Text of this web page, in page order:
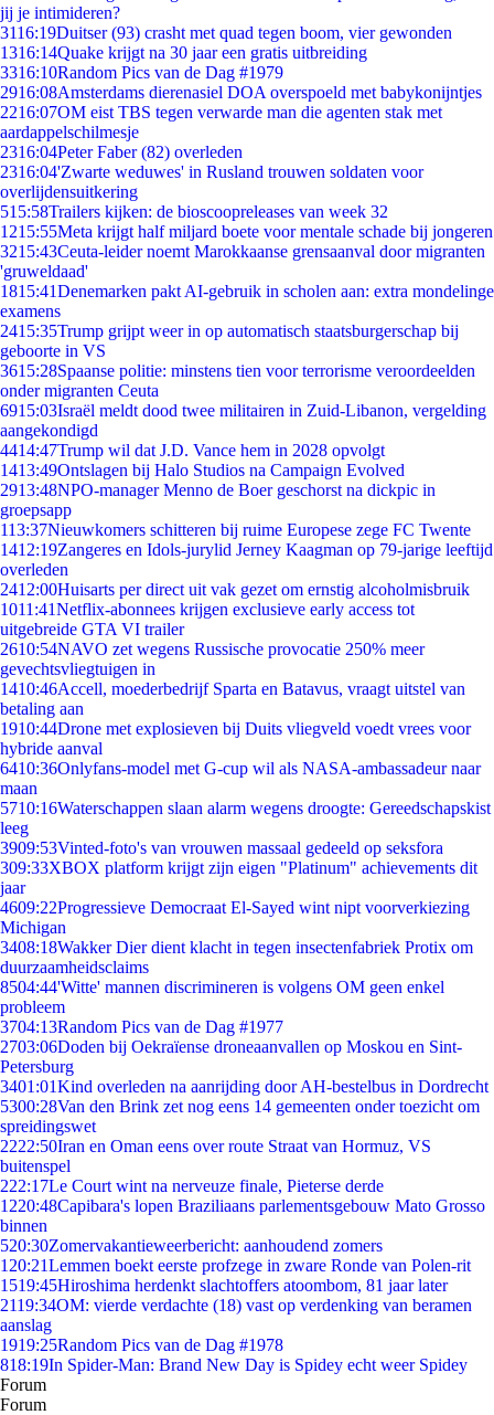
jij je intimideren?
3116:19Duitser (93) crasht met quad tegen boom, vier gewonden
1316:14Quake krijgt na 30 jaar een gratis uitbreiding
3316:10Random Pics van de Dag #1979
2916:08Amsterdams dierenasiel DOA overspoeld met babykonijntjes
2216:07OM eist TBS tegen verwarde man die agenten stak met
aardappelschilmesje
2316:04Peter Faber (82) overleden
2316:04'Zwarte weduwes' in Rusland trouwen soldaten voor
overlijdensuitkering
515:58Trailers kijken: de bioscoopreleases van week 32
1215:55Meta krijgt half miljard boete voor mentale schade bij jongeren
3215:43Ceuta-leider noemt Marokkaanse grensaanval door migranten
'gruweldaad'
1815:41Denemarken pakt AI-gebruik in scholen aan: extra mondelinge
examens
2415:35Trump grijpt weer in op automatisch staatsburgerschap bij
geboorte in VS
3615:28Spaanse politie: minstens tien voor terrorisme veroordeelden
onder migranten Ceuta
6915:03Israël meldt dood twee militairen in Zuid-Libanon, vergelding
aangekondigd
4414:47Trump wil dat J.D. Vance hem in 2028 opvolgt
1413:49Ontslagen bij Halo Studios na Campaign Evolved
2913:48NPO-manager Menno de Boer geschorst na dickpic in
groepsapp
113:37Nieuwkomers schitteren bij ruime Europese zege FC Twente
1412:19Zangeres en Idols-jurylid Jerney Kaagman op 79-jarige leeftijd
overleden
2412:00Huisarts per direct uit vak gezet om ernstig alcoholmisbruik
1011:41Netflix-abonnees krijgen exclusieve early access tot
uitgebreide GTA VI trailer
2610:54NAVO zet wegens Russische provocatie 250% meer
gevechtsvliegtuigen in
1410:46Accell, moederbedrijf Sparta en Batavus, vraagt uitstel van
betaling aan
1910:44Drone met explosieven bij Duits vliegveld voedt vrees voor
hybride aanval
6410:36Onlyfans-model met G-cup wil als NASA-ambassadeur naar
maan
5710:16Waterschappen slaan alarm wegens droogte: Gereedschapskist
leeg
3909:53Vinted-foto's van vrouwen massaal gedeeld op seksfora
309:33XBOX platform krijgt zijn eigen "Platinum" achievements dit
jaar
4609:22Progressieve Democraat El-Sayed wint nipt voorverkiezing
Michigan
3408:18Wakker Dier dient klacht in tegen insectenfabriek Protix om
duurzaamheidsclaims
8504:44'Witte' mannen discrimineren is volgens OM geen enkel
probleem
3704:13Random Pics van de Dag #1977
2703:06Doden bij Oekraïense droneaanvallen op Moskou en Sint-
Petersburg
3401:01Kind overleden na aanrijding door AH-bestelbus in Dordrecht
5300:28Van den Brink zet nog eens 14 gemeenten onder toezicht om
spreidingswet
2222:50Iran en Oman eens over route Straat van Hormuz, VS
buitenspel
222:17Le Court wint na nerveuze finale, Pieterse derde
1220:48Capibara's lopen Braziliaans parlementsgebouw Mato Grosso
binnen
520:30Zomervakantieweerbericht: aanhoudend zomers
1 20:21Lemmen boekt eerste profzege in zware Ronde van Polen-rit
1519:45Hiroshima herdenkt slachtoffers atoombom, 81 jaar later
2119:34OM: vierde verdachte (18) vast op verdenking van beramen
aanslag
1919:25Random Pics van de Dag #1978
818:19In Spider-Man: Brand New Day is Spidey echt weer Spidey
Forum
Forum